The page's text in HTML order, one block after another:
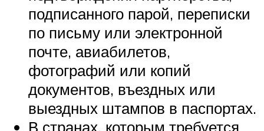
подписанного парой, переписки
по письму или электронной
почте, авиабилетов,
фотографий или копий
документов, въездных или
выездных штампов в паспортах.
В странах, которым требуется